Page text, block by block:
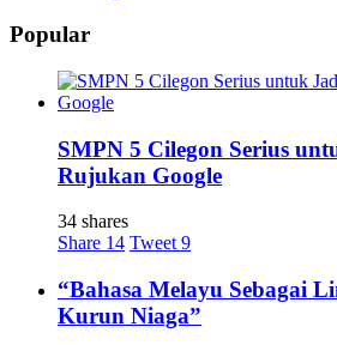
Popular
SMPN 5 Cilegon Serius
Rujukan Google
34 shares
Share 14 Tweet 9
“Bahasa Melayu Sebagai
Kurun Niaga”